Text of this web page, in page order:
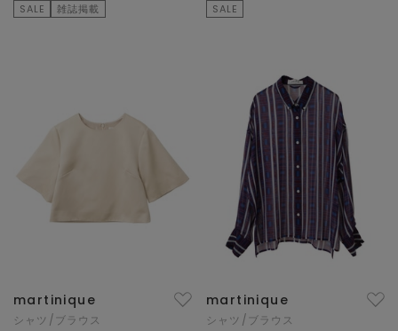
SALE 雑誌掲載 SALE
martinique
シャツ/ブラウス
martinique
シャツ/ブラウス